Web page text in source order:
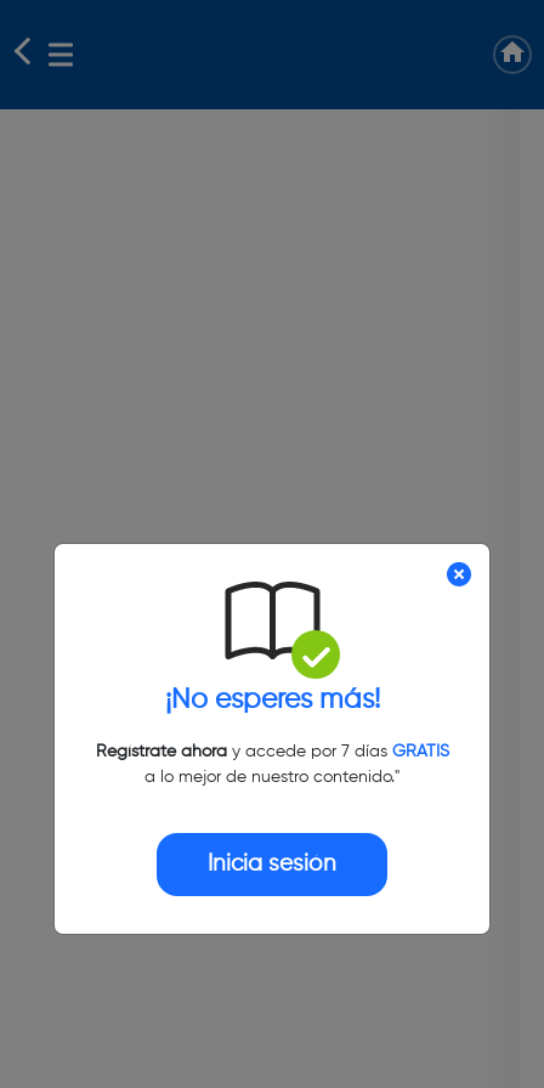
¡No esperes más!
Regístrate ahoray accede por 7 días GRATIS
a lo mejor de nuestro contenido."
Inicia sesión